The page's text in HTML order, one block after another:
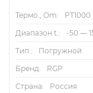
Термо., Om:
PT1000
Диапазон t.:
-50 —
Тип.:
Погружной
Бренд:
RGP
Страна:
Россия